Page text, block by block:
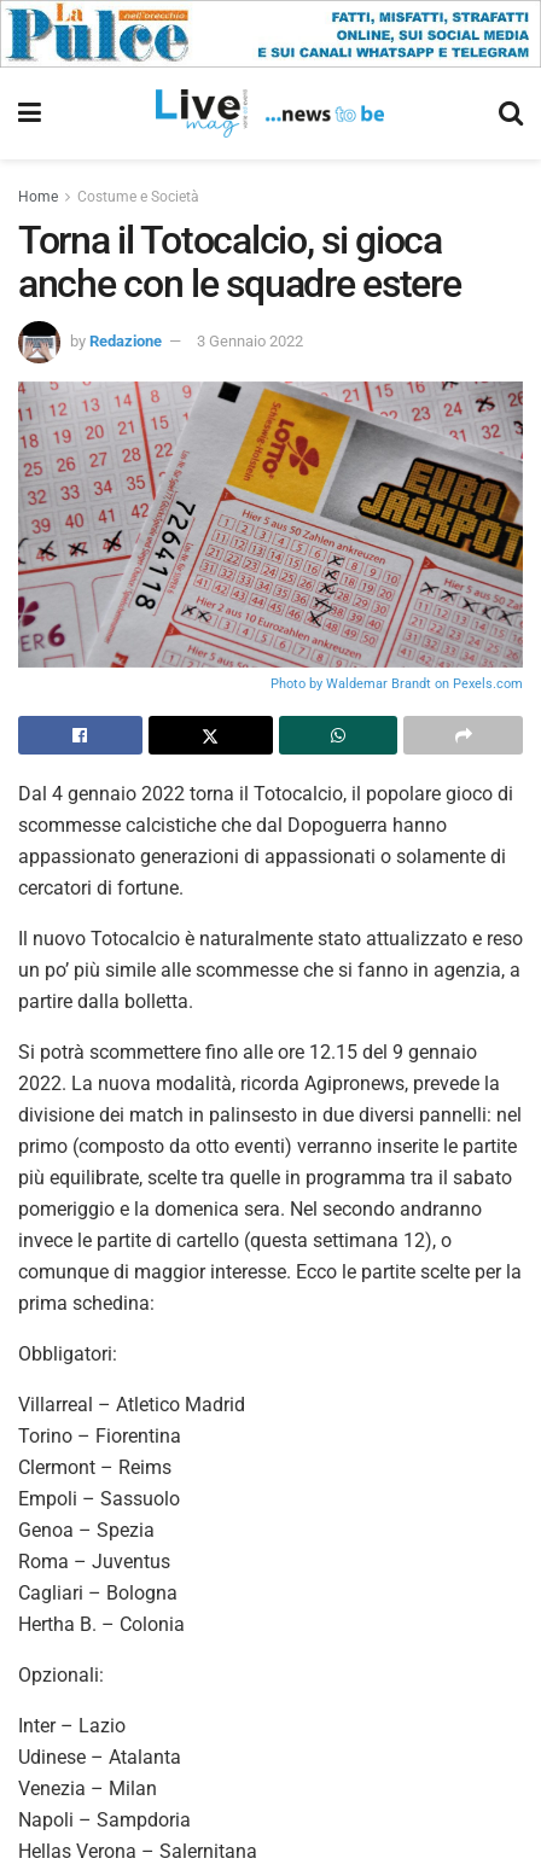
Home Costume e Società
Torna il Totocalcio, si gioca
anche con le squadre estere
by Redazione 3 Gennaio 2022
Photo by Waldemar Brandt on Pexels.com
Dal 4 gennaio 2022 torna il Totocalcio, il popolare gioco di
scommesse calcistiche che dal Dopoguerra hanno
appassionato generazioni di appassionati o solamente di
cercatori di fortune.
Il nuovo Totocalcio è naturalmente stato attualizzato e reso
un po’ più simile alle scommesse che si fanno in agenzia, a
partire dalla bolletta.
Si potrà scommettere fino alle ore 12.15 del 9 gennaio
2022. La nuova modalità, ricorda Agipronews, prevede la
divisione dei match in palinsesto in due diversi pannelli: nel
primo (composto da otto eventi) verranno inserite le partite
più equilibrate, scelte tra quelle in programma tra il sabato
pomeriggio e la domenica sera. Nel secondo andranno
invece le partite di cartello (questa settimana 12), o
comunque di maggior interesse. Ecco le partite scelte per la
prima schedina:
Obbligatori:
Villarreal – Atletico Madrid
Torino – Fiorentina
Clermont – Reims
Empoli – Sassuolo
Genoa – Spezia
Roma – Juventus
Cagliari – Bologna
Hertha B. – Colonia
Opzionali:
Inter – Lazio
Udinese – Atalanta
Venezia – Milan
Napoli – Sampdoria
Hellas Verona – Salernitana